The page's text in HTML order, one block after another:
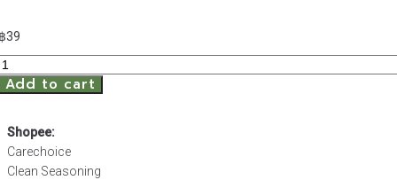
39
Add to cart
Shopee:
Carechoice
Clean Seasoning